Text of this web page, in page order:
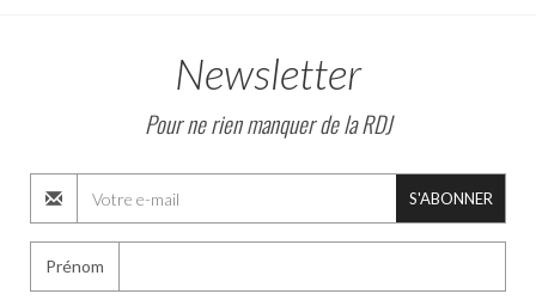
Newsletter
Pour ne rien manquer de la RDJ
S'ABONNER
Prénom